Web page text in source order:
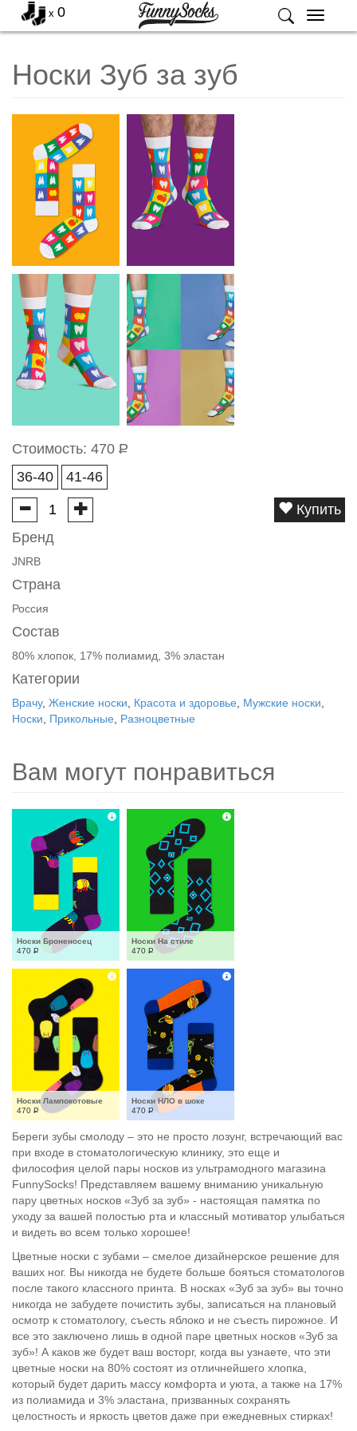
Меню
x 0
Носки Зуб за зуб
Стоимость: 470 Р
36-40
41-46
Купить
Бренд
JNRB
Страна
Россия
Состав
80% хлопок, 17% полиамид, 3% эластан
Категории
Врачу, Женские носки Красота и здоровье Мужские носки
Носки
Прикольные Разноцветные
Вам могут понравиться
Носки Броненосец
470 Р
Носки На стиле
470 Р
Носки Лампокотовые
470 Р
Носки НЛО в шоке
470 Р
Береги зубы смолоду – это не просто лозунг, встречающий вас
при входе в стоматологическую клинику, это еще и
философия целой пары носков из ультрамодного магазина
FunnySocks! Представляем вашему вниманию уникальную
пару цветных носков «Зуб за зуб» - настоящая памятка по
уходу за вашей полостью рта и классный мотиватор улыбаться
и видеть во всем только хорошее!
Цветные носки с зубами – смелое дизайнерское решение для
ваших ног. Вы никогда не будете больше бояться стоматологов
после такого классного принта. В носках «Зуб за зуб» вы точно
никогда не забудете почистить зубы, записаться на плановый
осмотр к стоматологу, съесть яблоко и не съесть пирожное. И
все это заключено лишь в одной паре цветных носков «Зуб за
зуб»! А каков же будет ваш восторг, когда вы узнаете, что эти
цветные носки на 80% состоят из отличнейшего хлопка,
который будет дарить массу комфорта и уюта, а также на 17%
из полиамида и 3% эластана, призванных сохранять
целостность и яркость цветов даже при ежедневных стирках!